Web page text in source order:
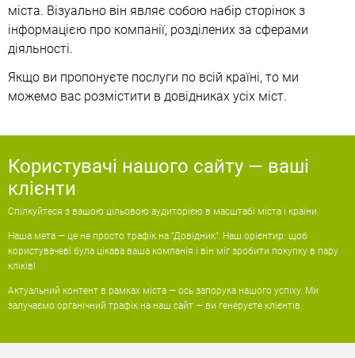
міста. Візуально він являє собою набір сторінок з
інформацією про компанії, розділених за сферами
діяльності.
Якщо ви пропонуєте послуги по всій країні, то ми
можемо вас розмістити в довідниках усіх міст.
Користувачі нашого сайту — ваші
клієнти
Спілкуйтеся з вашою цільовою аудиторією в масштабі міста і країни.
Наша мета — це не просто трафік на "Довідник". Наш орієнтир: щоб
користувачеві була цікава ваша компанія і він міг зробити покупку в пару
кліків!
Актуальний контент в рамках міста — ось запорука нашого успіху. Ми
залучаємо органічний трафік на наш сайт — ви генеруєте клієнтів.